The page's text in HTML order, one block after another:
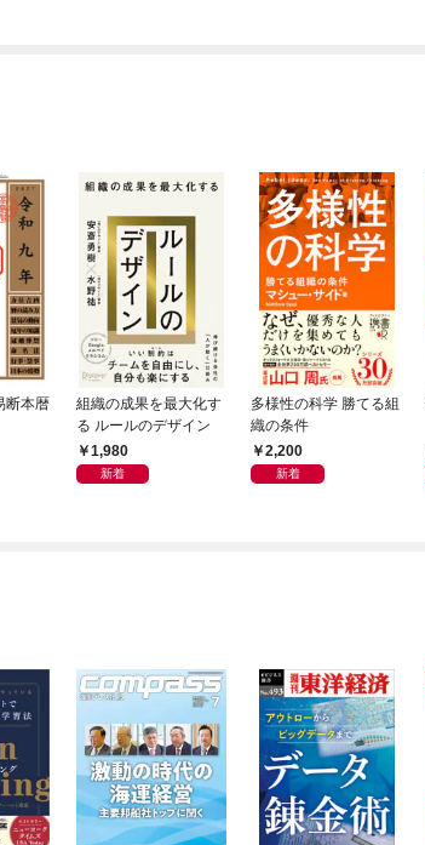
断本暦
組織の成果を最大化す
る ルールのデザイン
1,980
新着
多様性の科学 勝てる組
織の条件
2,200
新着